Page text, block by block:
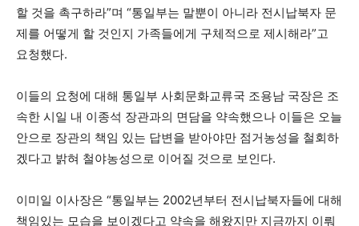
할 것을 촉구하라”며 “통일부는 말뿐이 아니라 전시납북자 문
제를 어떻게 할 것인지 가족들에게 구체적으로 제시해라”고
요청했다.
이들의 요청에 대해 통일부 사회문화교류국 조용남 국장은 조
속한 시일 내 이종석 장관과의 면담을 약속했으나 이들은 오늘
안으로 장관의 책임 있는 답변을 받아야만 점거농성을 철회하
겠다고 밝혀 철야농성으로 이어질 것으로 보인다.
이미일 이사장은 “통일부는 2002년부터 전시납북자들에 대해
책임있는 모습을 보이겠다고 약속을 해왔지만 지금까지 이뤄